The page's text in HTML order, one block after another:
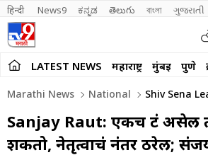
हिन्दी News9 ಕನ್ನಡ తెలుగు বাংলা ગુજરાતી
LATEST NEWS महाराष्ट्र मुंबई पुणे
Marathi News National Shiv Sena
Sanjay Raut: एकच फ्रंट असेल
शकतो, नेतृत्वाचं नंतर ठरेल;